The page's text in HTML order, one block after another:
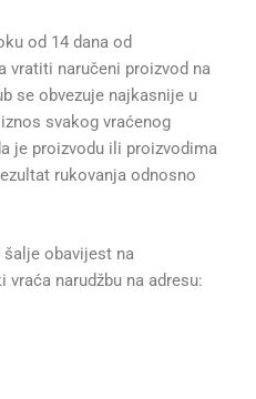
od 14 dana od
vratiti naručeni proizvod na
se obvezuje najkasnije u
svakog vraćenog
je proizvodu ili proizvodima
rukovanja odnosno
šalje obavijest na
narudžbu na adresu: